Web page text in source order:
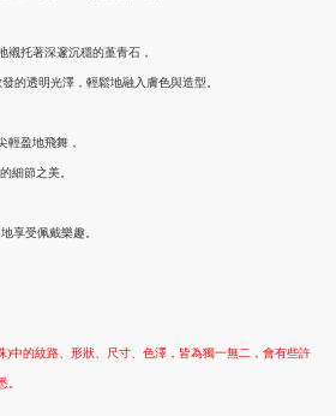
托著深邃沉穩的堇青石，
的透明光澤，輕鬆地融入膚色與造型。
輕盈地飛舞，
細節之美。
享受佩戴樂趣。
中的紋路、形狀、尺寸、色澤，皆為獨一無二，會有些許
。